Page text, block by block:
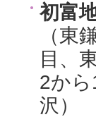
初富
（東
目、
2から
沢）